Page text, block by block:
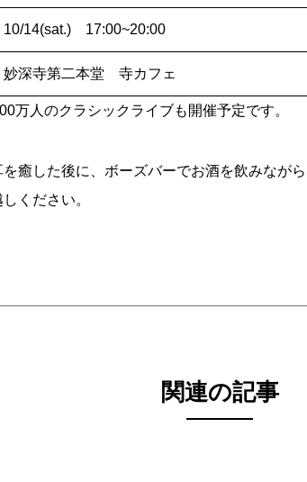
10/14(sat.) 17:00~20:00
妙深寺第二本堂 寺カフェ
万人のクラシックライブも開催予定です。
癒した後に、ボーズバーでお酒を飲みなが
ください。
関連の記事